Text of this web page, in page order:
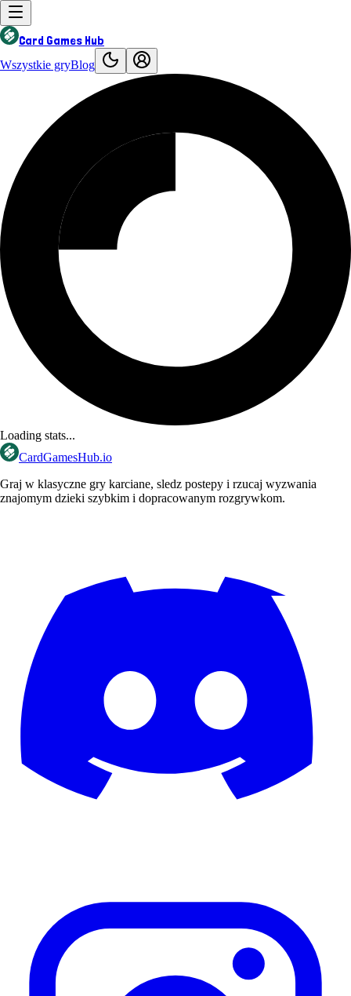
Card Games Hub
Wszystkie gryBlog
Loading stats...
CardGamesHub.io
Graj w klasyczne gry karciane, sledz postepy i rzucaj wyzwania
znajomym dzieki szybkim i dopracowanym rozgrywkom.